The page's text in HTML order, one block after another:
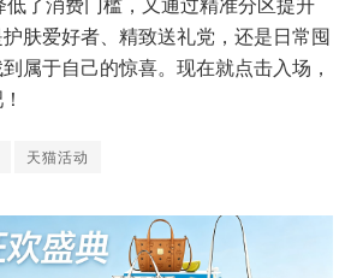
肤爱好者、精致送礼党，还是日常囤
属于自己的惊喜。现在就点击入场，
天猫活动